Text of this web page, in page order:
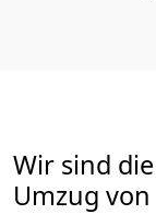
Wir sind
Umzug